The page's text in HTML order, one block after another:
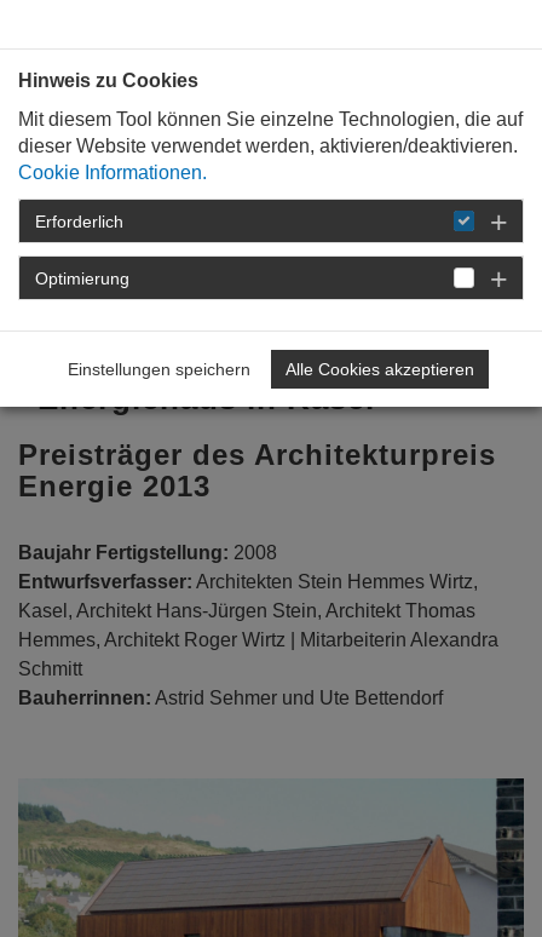
STARTSEITE
PREISE
UND AUSZEICHNUNGSVERFAHREN
ARCHITEKTURPREIS ENERGIE 2013
KASEL
+Energiehaus in Kasel
Preisträger des Architekturpreis
Energie 2013
Baujahr Fertigstellung: 2008
Entwurfsverfasser: Architekten Stein Hemmes Wirtz,
Kasel, Architekt Hans-Jürgen Stein, Architekt Thomas
Hemmes, Architekt Roger Wirtz | Mitarbeiterin Alexandra
Schmitt
Bauherrinnen: Astrid Sehmer und Ute Bettendorf
Hinweis zu Cookies
Mit diesem Tool können Sie einzelne Technologien, die auf
dieser Website verwendet werden, aktivieren/deaktivieren.
Cookie Informationen.
Erforderlich
Optimierung
Einstellungen speichern Alle Cookies akzeptieren